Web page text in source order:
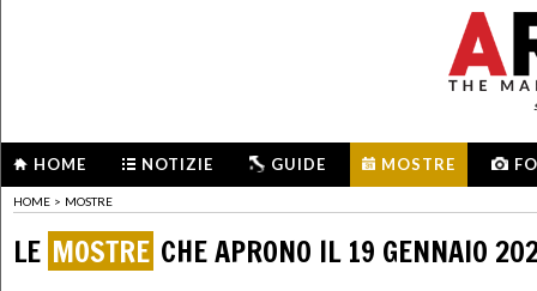
HOME NOTIZIE GUIDE MOSTRE
HOME > MOSTRE
LE MOSTRE CHE APRONO IL 19 GENNAIO